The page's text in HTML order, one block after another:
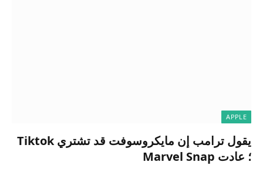
APPLE
يقول ترامب إن مايكروسوفت قد تشتري Tiktok
؛ عادت Marvel Snap